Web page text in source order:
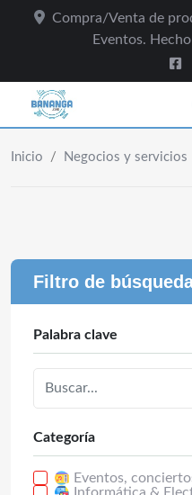
Compra/Venta de
Eventos.
Inicio / Negocios y servicios
Filtro de
Palabra clave
Categoría
Eventos,